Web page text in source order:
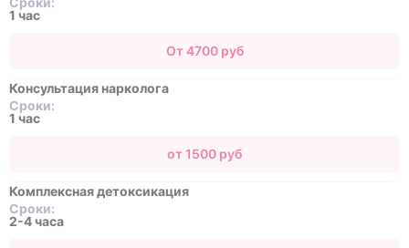
1 час
От 4700 руб
Консультация нарколога
Сроки:
1 час
от 1500 руб
Комплексная детоксикация
Сроки:
2-4 часа